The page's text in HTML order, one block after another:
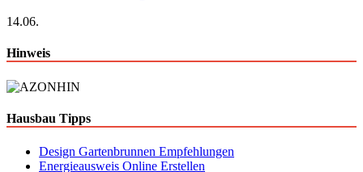
14.06.
Hinweis
Hausbau Tipps
Design Gartenbrunnen Empfehlungen
Energieausweis Online Erstellen